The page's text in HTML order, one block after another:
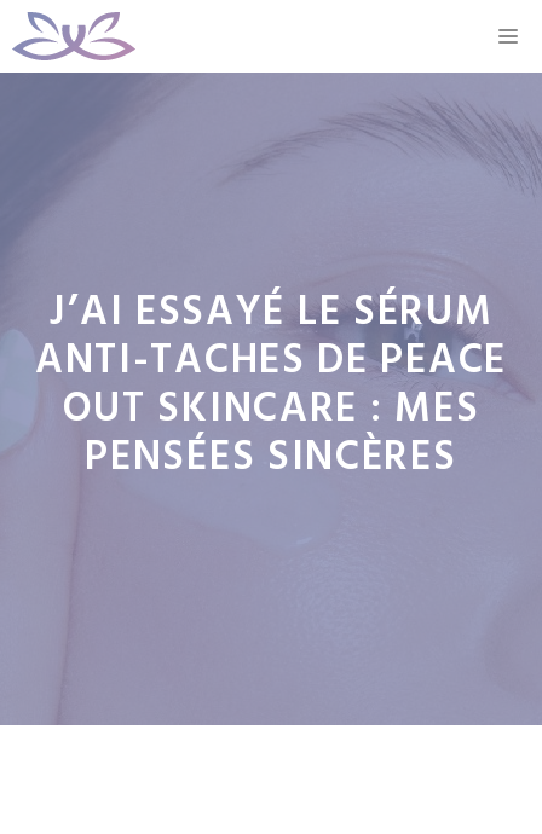
Aller
au
J’AI ESSAYÉ LE SÉRUM
ANTI-TACHES DE PEACE
OUT SKINCARE : MES
PENSÉES SINCÈRES